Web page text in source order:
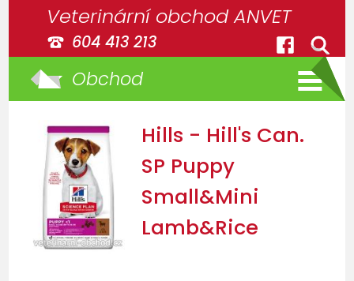
Veterinární obchod ANVET
604 413 213
Obchod
Hills - Hill's Can.
SP Puppy
Small&Mini
Lamb&Rice